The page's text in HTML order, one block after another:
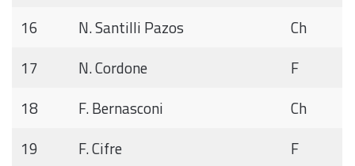
16
N. Santilli Pazos
Ch
17
N. Cordone
F
18
F. Bernasconi
Ch
19
F. Cifre
F